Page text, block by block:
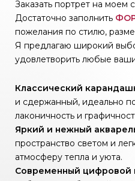
Заказать портрет на моем
Достаточно заполнить
пожелания по стилю,
Я предлагаю широкий
удовлетворить любые
Классический
и сдержанный, идеально
лаконичность и
Яркий и нежный
пространство светом и
атмосферу тепла и уюта.
Современный цифровой